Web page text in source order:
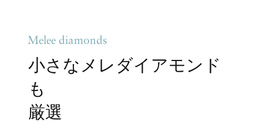
Melee diamonds
小さなメレダイアモンド
も
厳選